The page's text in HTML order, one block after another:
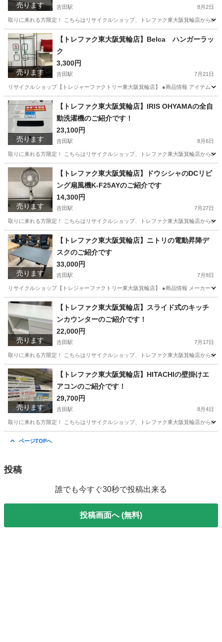
売ります 吉田駅 8月2日
取りに来れる方限定！ こちらはリサイクルショップ、トレファク東大阪箕輪店から
大阪 東大阪市 収納家具 箕輪
売ります
【トレファク東大阪箕輪店】Belca ハンガーラッ
ク
3,300円
吉田駅 7月21日
リサイクルショップ【トレジャーファクトリー東大阪箕輪店】 ●商品情報 アイ
大阪 東大阪市 収納家具 箕輪
売ります
【トレファク東大阪箕輪店】IRIS OHYAMAの全自
動洗濯機のご紹介です！
23,100円
吉田駅 8月6日
取りに来れる方限定！ こちらはリサイクルショップ、トレファク東大阪箕輪店からの
大阪 東大阪市 生活家電 箕輪
売ります
【トレファク東大阪箕輪店】ドウシシャのDCリビ
ング扇風機K-F25AYのご紹介です
14,300円
吉田駅 7月27日
取りに来れる方限定！ こちらはリサイクルショップ、トレファク東大阪箕輪店から
大阪 東大阪市 季節、空調家電 箕輪
売ります
【トレファク東大阪箕輪店】ニトリの電動昇降デ
スクのご紹介です
33,000円
吉田駅 7月8日
リサイクルショップ【トレジャーファクトリー東大阪箕輪店】 ●商品情報 メーカ
大阪 東大阪市 テーブル 貸し出し
売ります
【トレファク東大阪箕輪店】スライド式のキッチ
ンカウンターのご紹介です！
22,000円
吉田駅 7月17日
取りに来れる方限定！ こちらはリサイクルショップ、トレファク東大阪箕輪店から
大阪 東大阪市 収納家具 箕輪
売ります
【トレファク東大阪箕輪店】HITACHIの壁掛けエ
アコンのご紹介です！
29,700円
吉田駅 8月4日
取りに来れる方限定！ こちらはリサイクルショップ、トレファク東大阪箕輪店から
ページTOPへ
投稿
誰でも今すぐ30秒で投稿出来る
投稿画面へ (無料)